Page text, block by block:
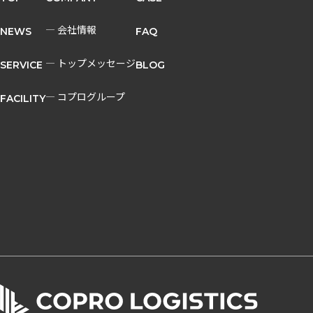
NEWS
SERVICE
FACILITY
― 会社情報
― トップメッセージ
― コプログループ
FAQ
BLOG